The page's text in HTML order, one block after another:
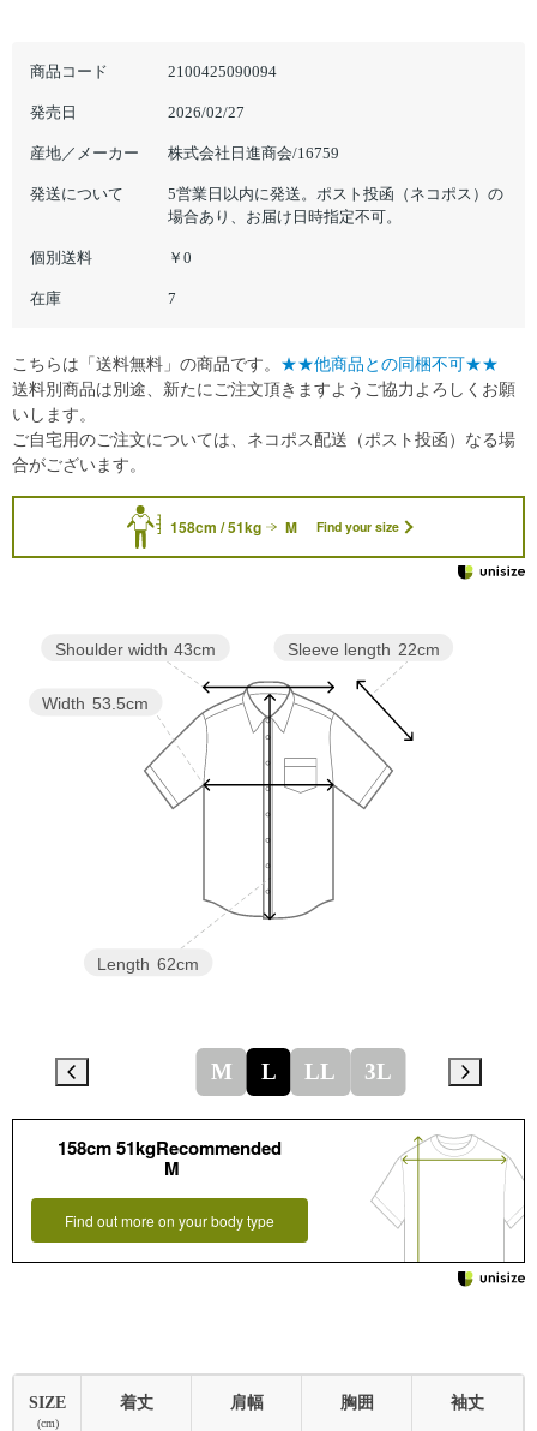
商品コード 2100425090094
発売日 2026/02/27
産地／メーカー 株式会社日進商会/16759
発送について
5営業日以内に発送。ポスト投函（ネコポス）の
場合あり、お届け日時指定不可。
個別送料 ￥0
在庫 7
158cm / 51kg M Find your size
Sleeve length 22cm
Length 62cm
Width 53.5cm
Shoulder width 43cm
M L LL 3L
158cm 51kgRecommended
M
Find out more on your body type
SIZE
(cm)
着丈 肩幅 胸囲 袖丈
こちらは「送料無料」の商品です。 ★★他商品との同梱不可★★
送料別商品は別途、新たにご注文頂きますようご協力よろしくお願
いします。
ご自宅用のご注文については、ネコポス配送（ポスト投函）なる場
合がございます。